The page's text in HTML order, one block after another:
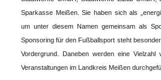
Sparkasse Meißen. Sie haben sich als
um unter diesem Namen gemeinsam als
Sponsoring für den Fußballsport steht
Vordergrund. Daneben werden eine Vielzahl
Veranstaltungen im Landkreis Meißen